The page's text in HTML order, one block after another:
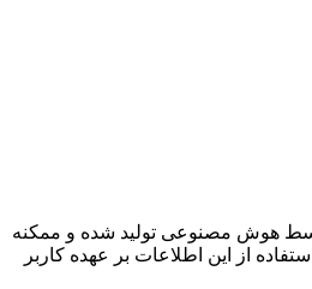
هوش مصنوعی تولید شده و ممکنه
از این اطلاعات بر عهده کاربر